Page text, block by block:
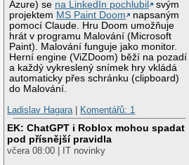
Azure) se na LinkedIn pochlubil
svým
projektem MS Paint Doom
napsaným
pomocí Claude. Hru Doom umožňuje
hrát v programu Malování (Microsoft
Paint). Malování funguje jako monitor.
Herní engine (ViZDoom) běží na pozadí
a každý vykreslený snímek hry vkládá
automaticky přes schránku (clipboard)
do Malování.
Ladislav Hagara
Komentářů: 1
EK: ChatGPT i Roblox mohou spadat
pod přísnější pravidla
včera 08:00 | IT novinky